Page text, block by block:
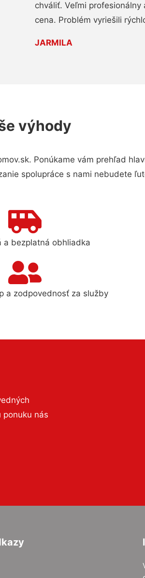
chváliť. Veľmi
cena. Problém vyriešili
JARMILA
výhody
Ponúkame vám prehľad
spolupráce s nami nebudete
a bezplatná obhliadka
a zodpovednosť za služby
ponuku nás